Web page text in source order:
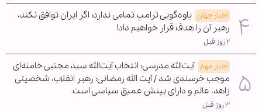
اخبار جهان یاوه‌گویی ترامپ تمامی ندارد؛ اگر ایران توافق نکند،
رهبر آن را هدف قرار خواهیم داد!
۲ روز قبل
اخبار مهم آیت‌الله مدرسی: انتخاب آیت‌الله سید مجتبی خامنه‌ای
موجب خرسندی شد / آیت الله رمضانی: رهبر انقلاب، شخصیتی
زاهد، عالم و دارای بینش عمیق سیاسی است
۳ روز قبل